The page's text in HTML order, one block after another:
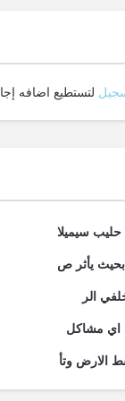
لتستطيع اضافه
يأثر ص
الر